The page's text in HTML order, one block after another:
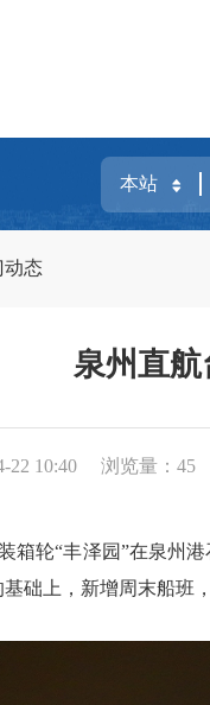
动态
泉州直
22 10:40 浏览量： 45
轮“丰泽园”在泉州港
础上，新增周末船班